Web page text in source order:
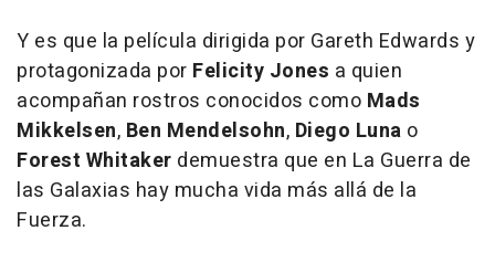
Y es que la película dirigida por Gareth Edwards y
protagonizada por Felicity Jones a quien
acompañan rostros conocidos como Mads
Mikkelsen, Ben Mendelsohn, Diego Luna o
Forest Whitaker demuestra que en La Guerra de
las Galaxias hay mucha vida más allá de la
Fuerza.